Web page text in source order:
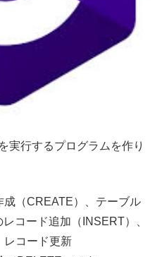
実行するプログラムを作り
（CREATE）、テーブル
コード追加（INSERT）、
レコード更新